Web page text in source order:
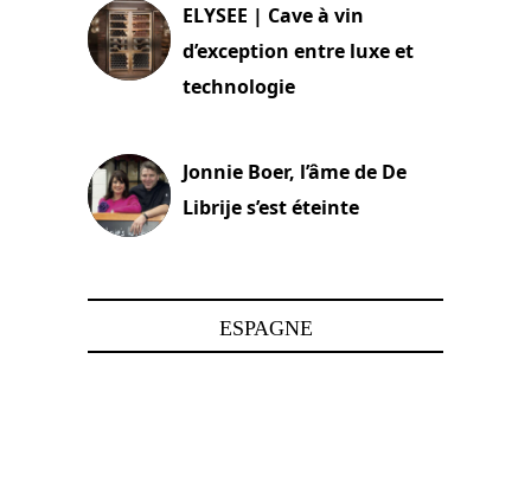
ELYSEE | Cave à vin
d’exception entre luxe et
technologie
Jonnie Boer, l’âme de De
Librije s’est éteinte
ESPAGNE